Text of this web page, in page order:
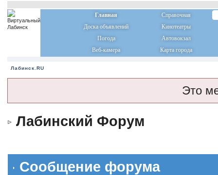
Главная
Справочная
Доска объявлений
Кинотеатры
Погода
Автовокзал
Веб-камера
Карта города
Лабинск.RU
Это
Лабинский Форум
Сообщение форума